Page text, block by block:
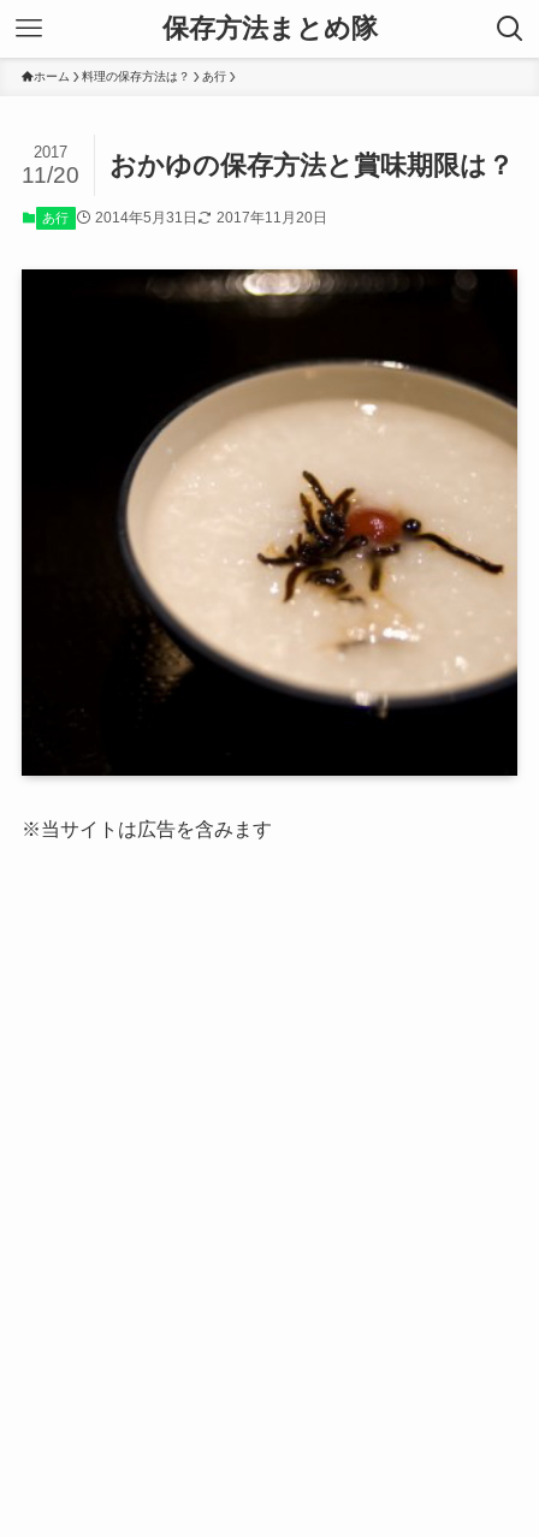
保存方法まとめ隊
ホーム 料理の保存方法は？ あ行
おかゆの保存方法と賞味期限は？
2017
11/20
あ行 2014年5月31日 2017年11月20日
※当サイトは広告を含みます